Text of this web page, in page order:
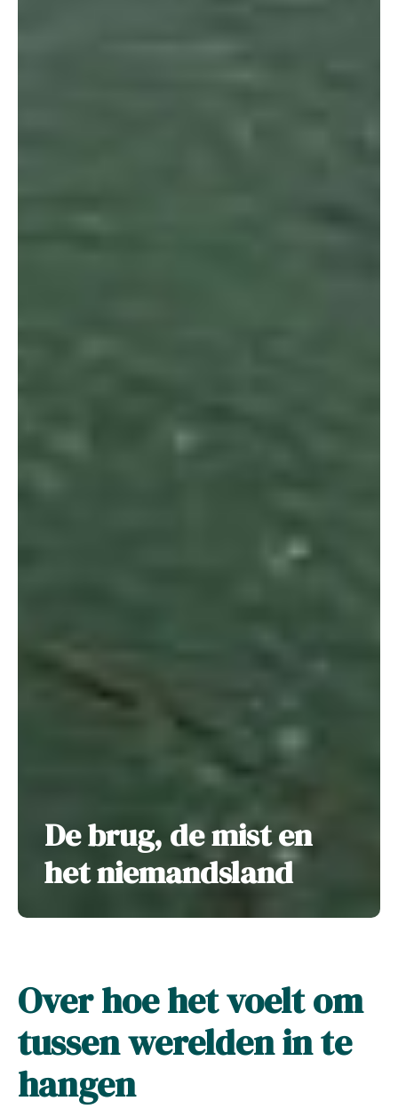
De brug, de mist en
het niemandsland
Over hoe het voelt om
tussen werelden in te
hangen